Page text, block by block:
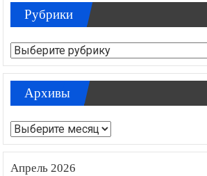
Рубрики
Рубрики
Архивы
Архивы
Апрель 2026